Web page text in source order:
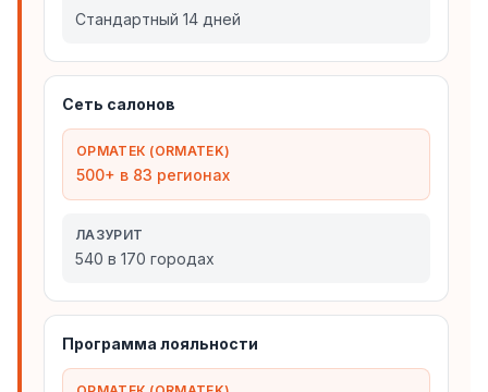
Стандартный 14 дней
Сеть салонов
ОРМАТЕК (ORMATEK)
500+ в 83 регионах
ЛАЗУРИТ
540 в 170 городах
Программа лояльности